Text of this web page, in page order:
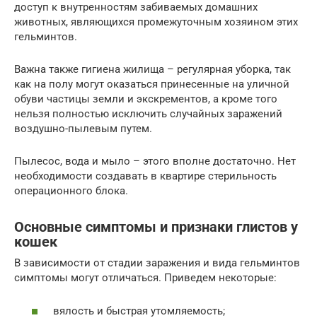
доступ к внутренностям забиваемых домашних
животных, являющихся промежуточным хозяином этих
гельминтов.
Важна также гигиена жилища – регулярная уборка, так
как на полу могут оказаться принесенные на уличной
обуви частицы земли и экскрементов, а кроме того
нельзя полностью исключить случайных заражений
воздушно-пылевым путем.
Пылесос, вода и мыло – этого вполне достаточно. Нет
необходимости создавать в квартире стерильность
операционного блока.
Основные симптомы и признаки глистов у
кошек
В зависимости от стадии заражения и вида гельминтов
симптомы могут отличаться. Приведем некоторые:
вялость и быстрая утомляемость;